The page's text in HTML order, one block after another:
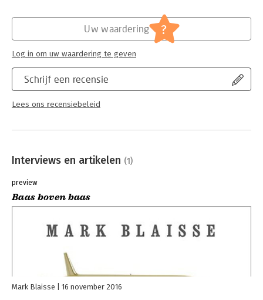
Hoofdrubriek:
Schrijf een recensie
Lees ons recensiebeleid
Uw waardering ?
Log in om uw waardering te geven
Interviews en artikelen (1)
preview
Baas boven baas
Mark Blaisse 16 november 2016